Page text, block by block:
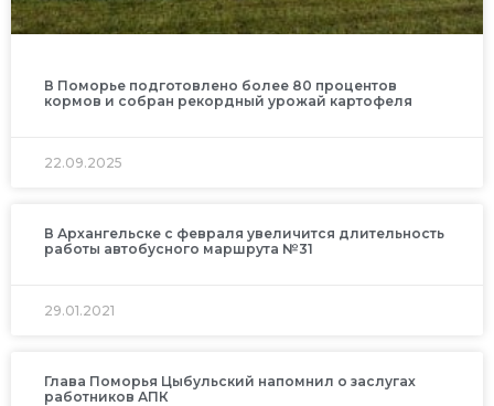
В Поморье подготовлено более 80 процентов
кормов и собран рекордный урожай картофеля
22.09.2025
В Архангельске с февраля увеличится длительность
работы автобусного маршрута №31
29.01.2021
Глава Поморья Цыбульский напомнил о заслугах
работников АПК